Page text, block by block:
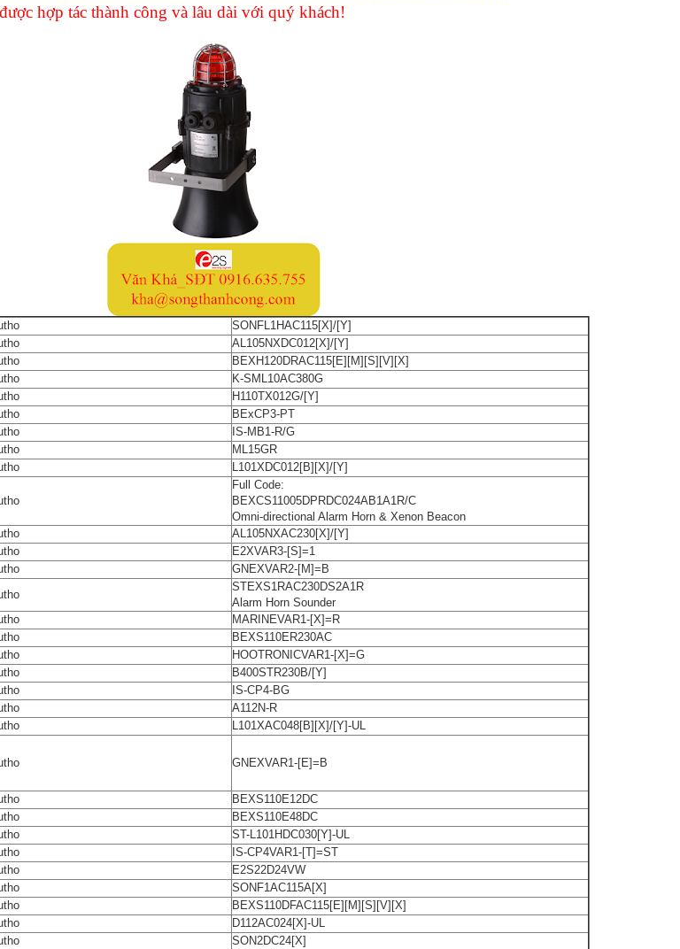
hợp tác thành công và lâu dài với quý khách!
SONFL1HAC115[X]/[Y]
AL105NXDC012[X]/[Y]
BEXH120DRAC115[E][M][S][V][X]
K-SML10AC380G
H110TX012G/[Y]
BExCP3-PT
IS-MB1-R/G
ML15GR
L101XDC012[B][X]/[Y]
Full Code:
BEXCS11005DPRDC024AB1A1R/C
Omni-directional Alarm Horn & Xenon Beacon
AL105NXAC230[X]/[Y]
E2XVAR3-[S]=1
GNEXVAR2-[M]=B
STEXS1RAC230DS2A1R
Alarm Horn Sounder
MARINEVAR1-[X]=R
BEXS110ER230AC
HOOTRONICVAR1-[X]=G
B400STR230B/[Y]
IS-CP4-BG
A112N-R
L101XAC048[B][X]/[Y]-UL
GNEXVAR1-[E]=B
BEXS110E12DC
BEXS110E48DC
ST-L101HDC030[Y]-UL
IS-CP4VAR1-[T]=ST
E2S22D24VW
SONF1AC115A[X]
BEXS110DFAC115[E][M][S][V][X]
D112AC024[X]-UL
SON2DC24[X]